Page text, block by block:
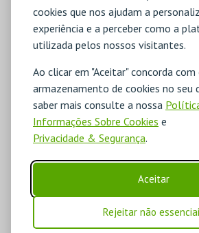
cookies que nos ajudam a
experiência e a perceber como a
utilizada pelos nossos visitantes.
Ao clicar em "Aceitar" concorda com
armazenamento de cookies no seu
saber mais consulte a nossa
Informações Sobre Cookies e
Privacidade & Segurança.
Aceitar
Rejeitar não